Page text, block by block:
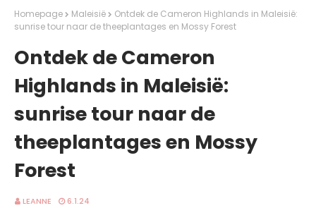
Homepage Maleisië
Ontdek de Cameron Highlands in Maleisië:
sunrise tour naar de theeplantages en Mossy Forest
Ontdek de Cameron
Highlands in Maleisië:
sunrise tour naar de
theeplantages en Mossy
Forest
LEANNE 6.1.24